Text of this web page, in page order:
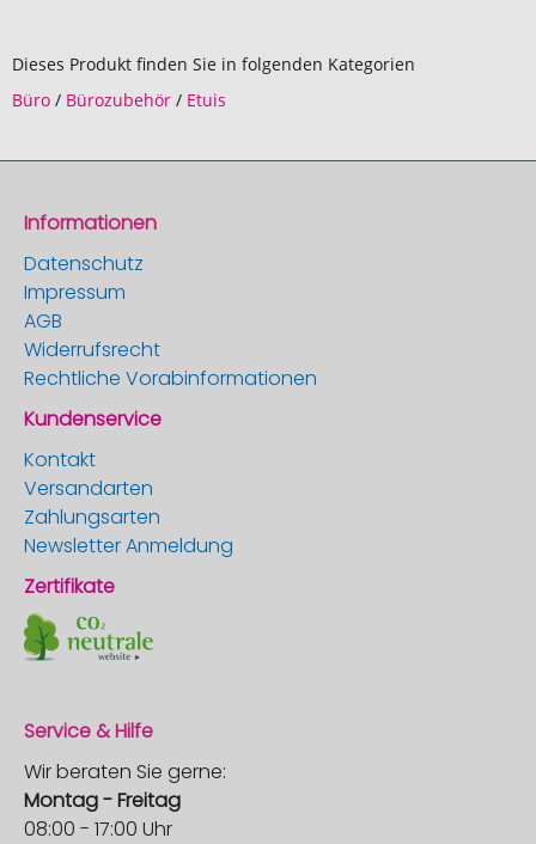
Dieses Produkt finden Sie in folgenden Kategorien
Büro / Bürozubehör / Etuis
Informationen
Datenschutz
Impressum
AGB
Widerrufsrecht
Rechtliche Vorabinformationen
Kundenservice
Kontakt
Versandarten
Zahlungsarten
Newsletter Anmeldung
Zertifikate
Service & Hilfe
Wir beraten Sie gerne:
Montag - Freitag
08:00 - 17:00 Uhr